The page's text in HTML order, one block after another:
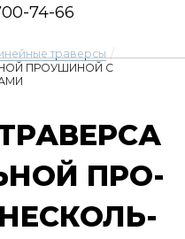
74-66
траверсы /
ПРОУШИНОЙ С
ПРО­